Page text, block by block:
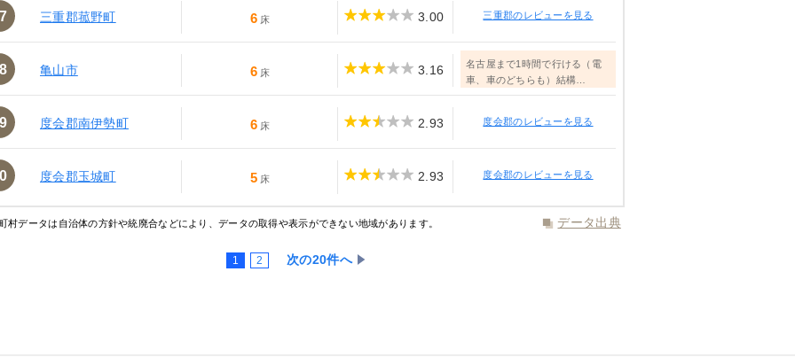
三重郡菰野町 6床 3.00 三重郡のレビューを見る
亀山市 6床 3.16
名古屋まで1時間で行ける（電
車、車のどちらも）結構…
度会郡南伊勢町 6床 2.93 度会郡のレビューを見る
度会郡玉城町 5床 2.93 度会郡のレビューを見る
村データは自治体の方針や統廃合などにより、データの取得や表示ができない地域があります。 データ出典
1 2 次の20件へ